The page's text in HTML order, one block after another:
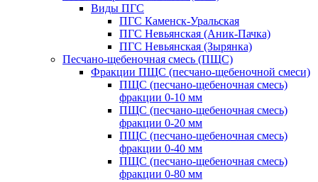
Виды ПГС
ПГС Каменск-Уральская
ПГС Невьянская (Аник-Пачка)
ПГС Невьянская (Зырянка)
Песчано-щебеночная смесь (ПЩС)
Фракции ПЩС (песчано-щебеночной смеси)
ПЩС (песчано-щебеночная смесь)
фракции 0-10 мм
ПЩС (песчано-щебеночная смесь)
фракции 0-20 мм
ПЩС (песчано-щебеночная смесь)
фракции 0-40 мм
ПЩС (песчано-щебеночная смесь)
фракции 0-80 мм